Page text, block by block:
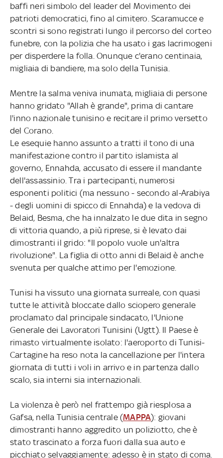
baffi neri simbolo del leader del Movimento dei
patrioti democratici, fino al cimitero. Scaramucce e
scontri si sono registrati lungo il percorso del corteo
funebre, con la polizia che ha usato i gas lacrimogeni
per disperdere la folla. Onunque c'erano centinaia,
migliaia di bandiere, ma solo della Tunisia.
Mentre la salma veniva inumata, migliaia di persone
hanno gridato "Allah è grande", prima di cantare
l'inno nazionale tunisino e recitare il primo versetto
del Corano.
Le esequie hanno assunto a tratti il tono di una
manifestazione contro il partito islamista al
governo, Ennahda, accusato di essere il mandante
dell'assassinio. Tra i partecipanti, numerosi
esponenti politici (ma nessuno - secondo al-Arabiya
- degli uomini di spicco di Ennahda) e la vedova di
Belaid, Besma, che ha innalzato le due dita in segno
di vittoria quando, a più riprese, si è levato dai
dimostranti il grido: "Il popolo vuole un'altra
rivoluzione". La figlia di otto anni di Belaid è anche
svenuta per qualche attimo per l'emozione.
Tunisi ha vissuto una giornata surreale, con quasi
tutte le attività bloccate dallo sciopero generale
proclamato dal principale sindacato, l'Unione
Generale dei Lavoratori Tunisini (Ugtt). Il Paese è
rimasto virtualmente isolato: l'aeroporto di Tunisi-
Cartagine ha reso nota la cancellazione per l'intera
giornata di tutti i voli in arrivo e in partenza dallo
scalo, sia interni sia internazionali.
La violenza è però nel frattempo già riesplosa a
Gafsa, nella Tunisia centrale (MAPPA): giovani
dimostranti hanno aggredito un poliziotto, che è
stato trascinato a forza fuori dalla sua auto e
picchiato selvaggiamente: adesso è in stato di coma.